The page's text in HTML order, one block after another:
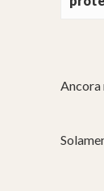
Ancora